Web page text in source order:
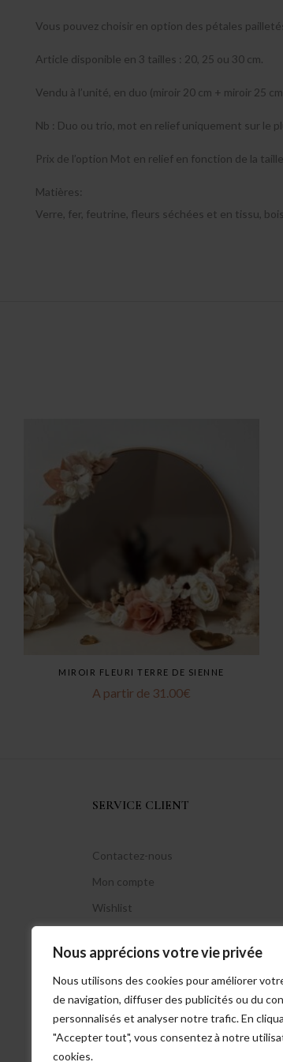
Nous apprécions votre vie privée
Nous utilisons des cookies pour améliorer
de navigation, diffuser des publicités ou du
personnalisés et analyser notre trafic. En
"Accepter tout", vous consentez à notre
cookies.
Vous pouvez choisir en option des pétales
Article disponible en 3 tailles : 20, 25 ou 30 cm.
Vendu à l’unité, en duo (miroir 20 cm + miroir 25
Nb : Duo ou trio, mot en relief uniquement sur le
Prix de l’option Mot en relief en fonction de la
Matières:
Verre, fer, feutrine, fleurs séchées et en tissu,
MIROIR FLEURI TERRE DE SIENNE
A partir de 31.00€
SERVICE CLIENT
Contactez-nous
Mon compte
Wishlist
Connexion / inscription